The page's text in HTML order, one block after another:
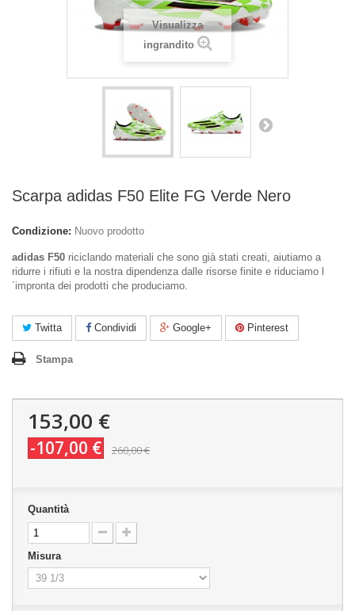
Visualizza
ingrandito
Scarpa adidas F50 Elite FG Verde Nero
Condizione: Nuovo prodotto
adidas F50 riciclando materiali che sono già stati creati, aiutiamo a
ridurre i rifiuti e la nostra dipendenza dalle risorse finite e riduciamo l
´impronta dei prodotti che produciamo.
Twitta Condividi Google+ Pinterest
Stampa
153,00 €
-107,00 € 260,00 €
Quantità
Misura